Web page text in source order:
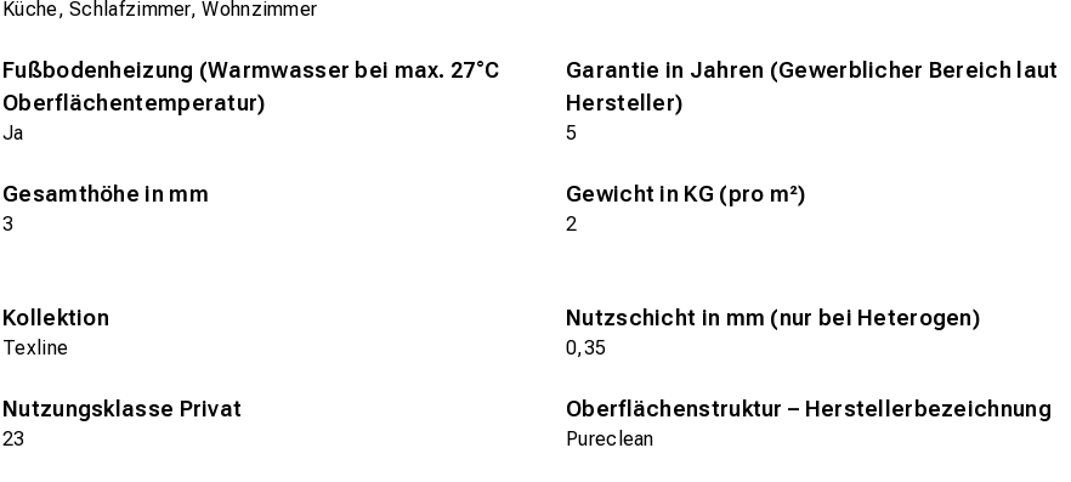
Küche, Schlafzimmer, Wohnzimmer
Fußbodenheizung (Warmwasser bei max. 27°C
Oberflächentemperatur)
Ja
Garantie in Jahren (Gewerblicher Bereich laut
Hersteller)
5
Gesamthöhe in mm
3
Gewicht in KG (pro m²)
2
Kollektion
Texline
Nutzschicht in mm (nur bei Heterogen)
0,35
Nutzungsklasse Privat
23
Oberflächenstruktur – Herstellerbezeichnung
Pureclean